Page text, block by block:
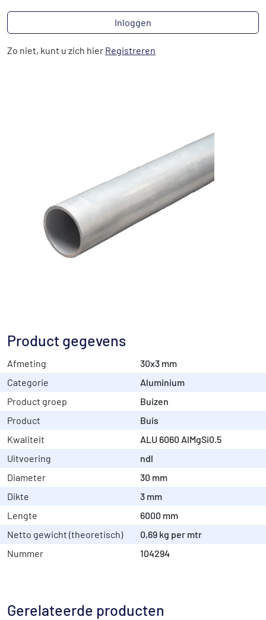
Product gegevens
Afmeting
30x3 mm
Categorie
Aluminium
Product groep
Buizen
Product
Buis
Kwaliteit
ALU 6060 AlMgSi0.5
Uitvoering
ndl
Diameter
30 mm
Dikte
3 mm
Lengte
6000 mm
Netto gewicht (theoretisch)
0,69 kg per mtr
Nummer
104294
Inloggen
Zo niet, kunt u zich hier Registreren
Gerelateerde producten